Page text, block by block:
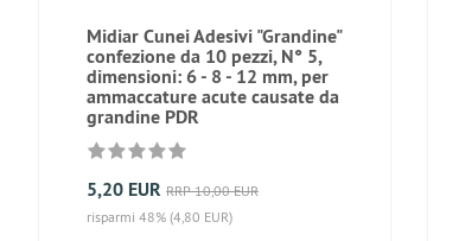
Midiar Cunei Adesivi "Grandine"
confezione da 10 pezzi, N° 5,
dimensioni: 6 - 8 - 12 mm, per
ammaccature acute causate da
grandine PDR
5,20 EUR RRP 10,00 EUR
risparmi 48% (4,80 EUR)